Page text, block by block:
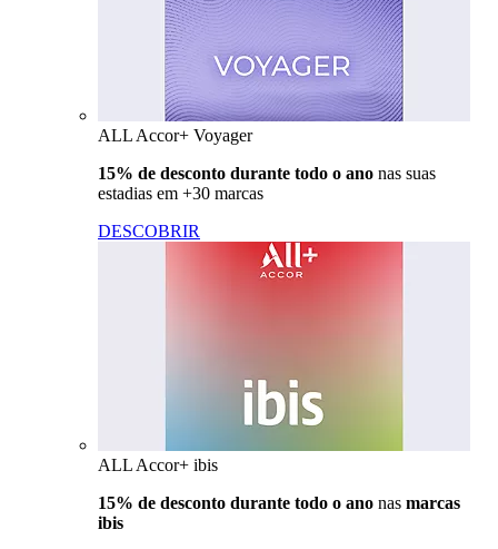
ALL Accor+ Voyager
15% de desconto durante todo o ano nas suas
estadias em +30 marcas
DESCOBRIR
ALL Accor+ ibis
15% de desconto durante todo o ano nas marcas
ibis